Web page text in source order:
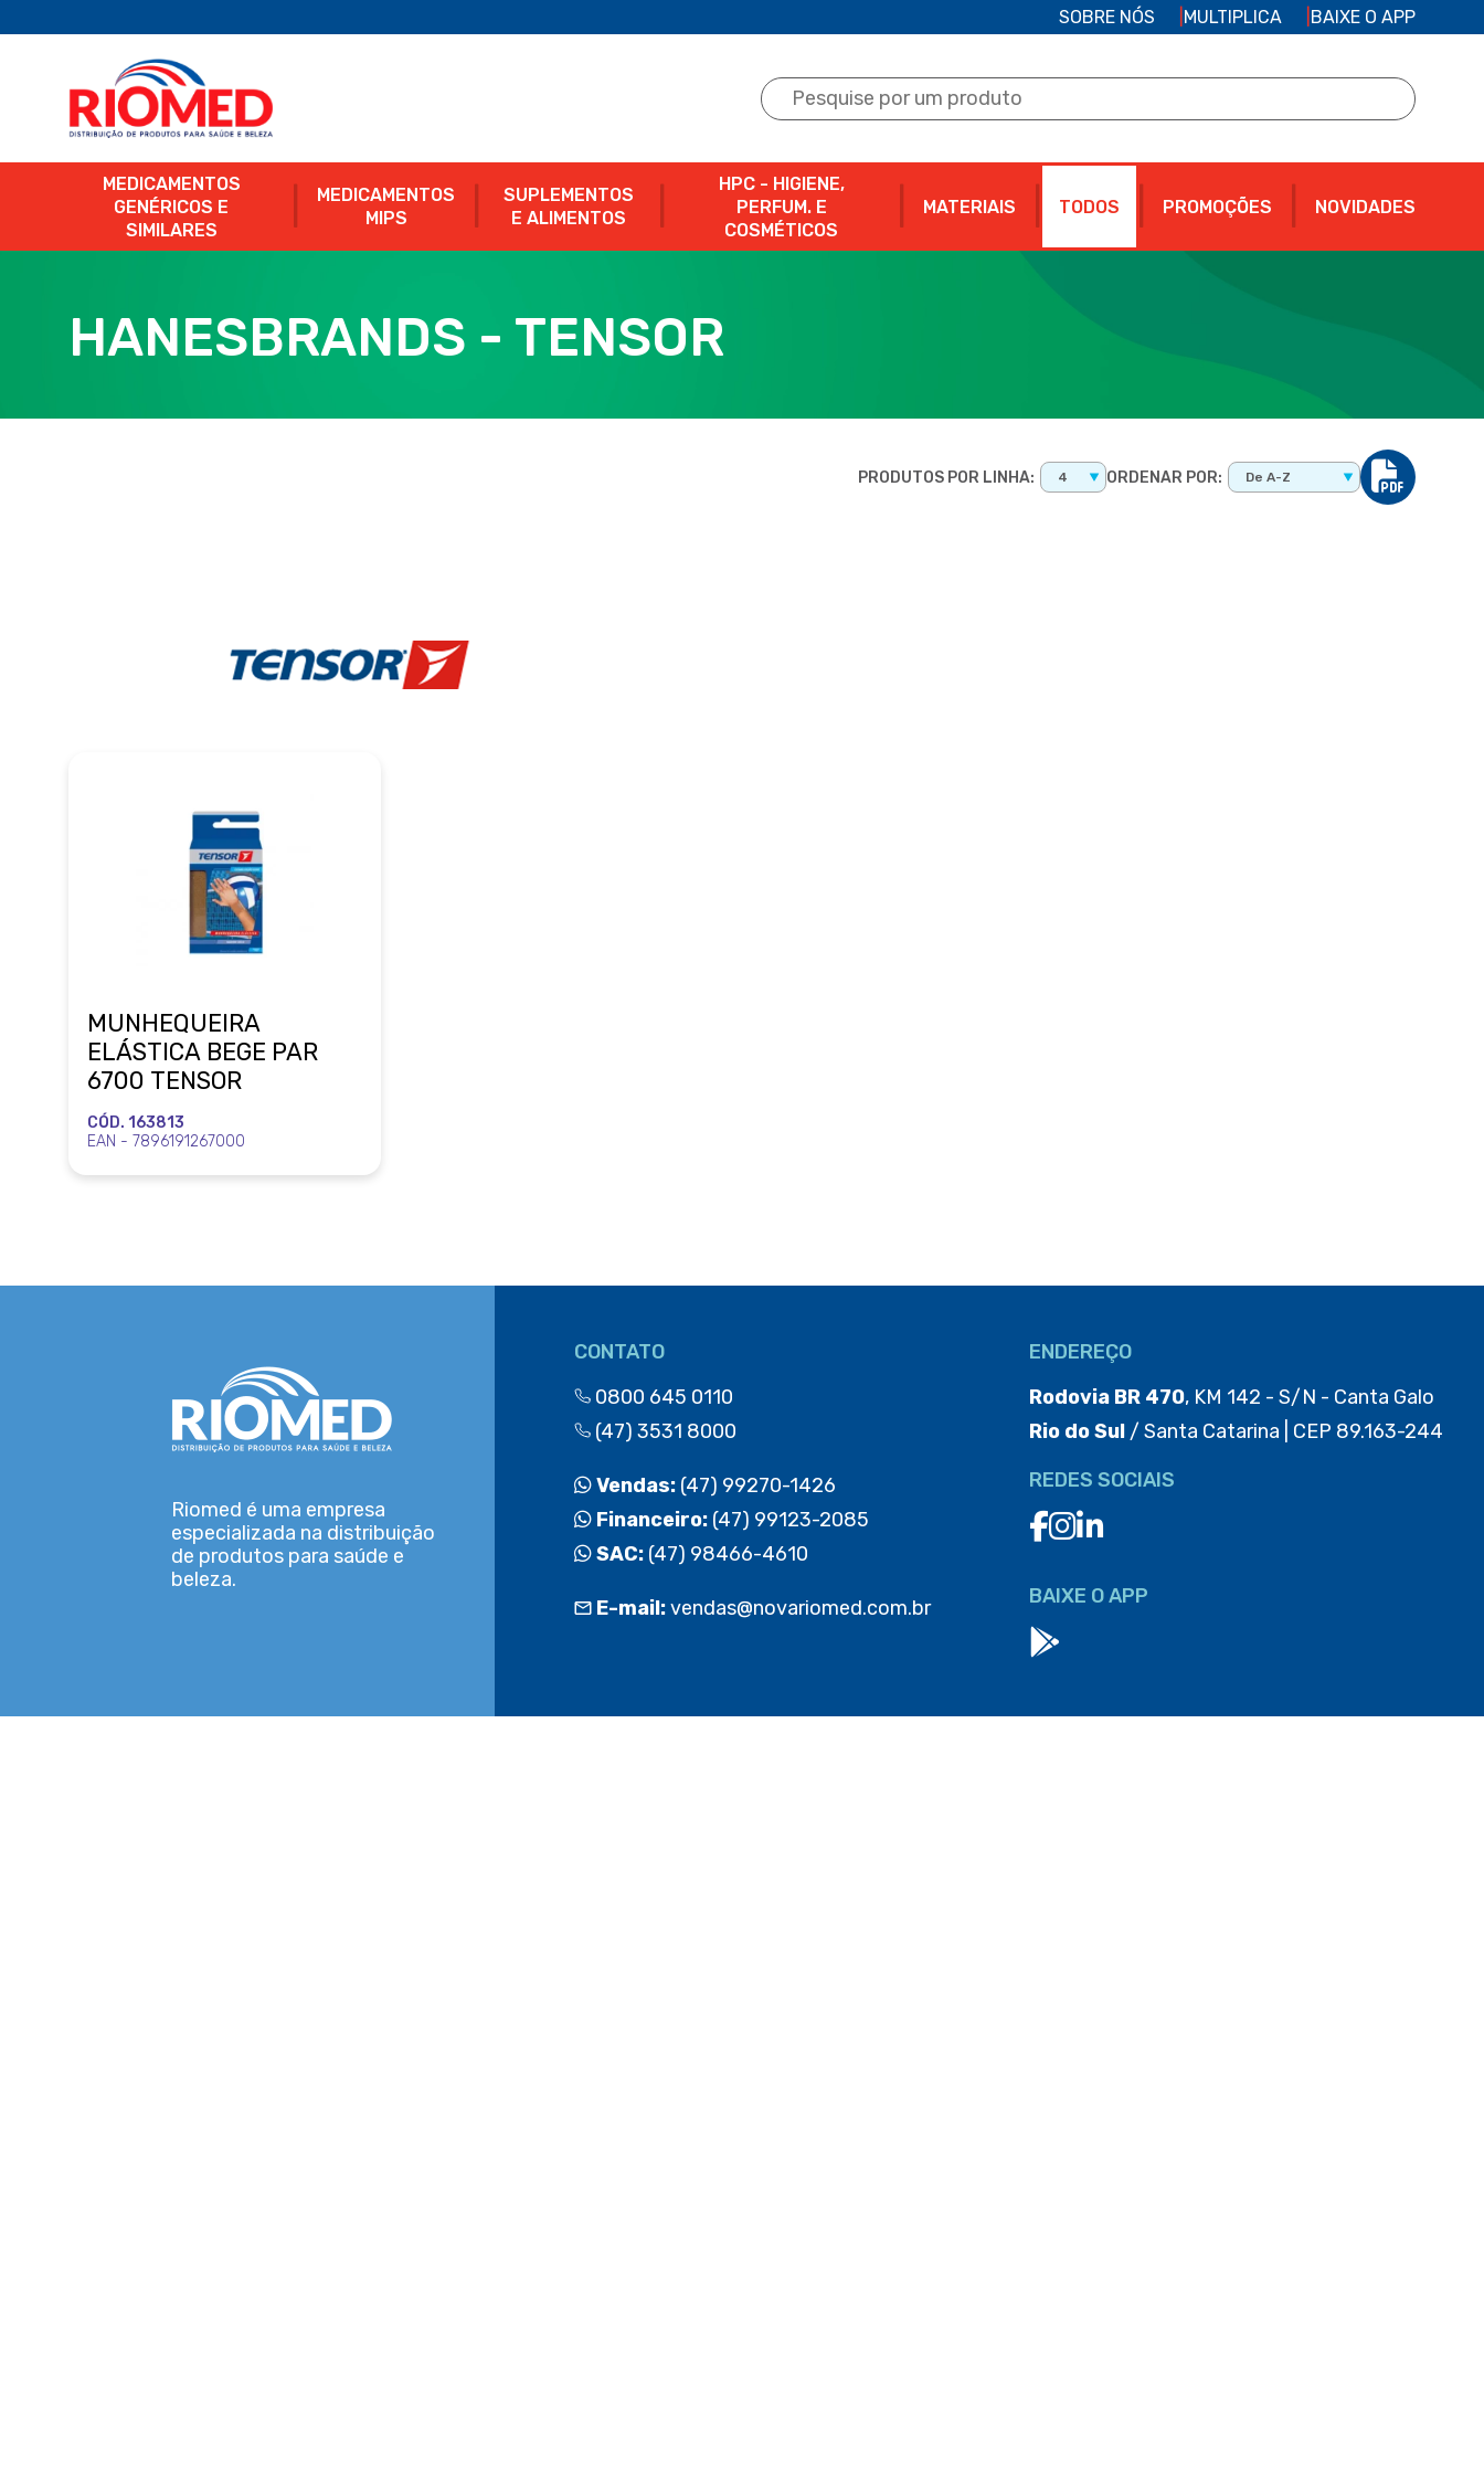
SOBRE NÓS MULTIPLICA BAIXE O APP
MEDICAMENTOS
GENÉRICOS E
SIMILARES
MEDICAMENTOS
MIPS
SUPLEMENTOS
E ALIMENTOS
HPC - HIGIENE,
PERFUM. E
COSMÉTICOS
MATERIAIS TODOS PROMOÇÕES NOVIDADES
HANESBRANDS - TENSOR
PRODUTOS POR LINHA: 4 ORDENAR POR: De A-Z
MUNHEQUEIRA
ELÁSTICA BEGE PAR
6700 TENSOR
CÓD. 163813
EAN - 7896191267000
Riomed é uma empresa
especializada na distribuição
de produtos para saúde e
beleza.
CONTATO
0800 645 0110
(47) 3531 8000
Vendas: (47) 99270-1426
Financeiro: (47) 99123-2085
SAC: (47) 98466-4610
E-mail:vendas@novariomed.com.br
ENDEREÇO
Rodovia BR 470, KM 142 - S/N - Canta Galo
Rio do Sul/ Santa Catarina | CEP 89.163-244
REDES SOCIAIS
BAIXE O APP